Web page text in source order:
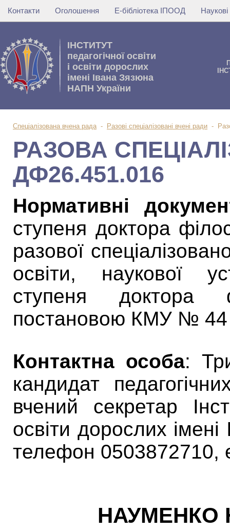
Контакти Оголошення Е-бібліотека ІПООД
IНСТИТУТ
педагогічної освіти
i освiти дорослих
імені Івана Зязюна
НАПН України
Спеціалізована вчена рада- Разові спеціалізовані вчені ради -
РАЗОВА
ДФ26.451.016
Нормативні
ступеня доктора
разової
освіти, наукової
ступеня доктора
постановою КМУ № 44
Контактна особа:
кандидат
вчений секретар
освіти дорослих
телефон
НАУМЕНКО